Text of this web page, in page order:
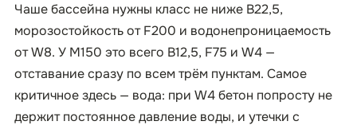
Чаше бассейна нужны класс не ниже B22,5,
морозостойкость от F200 и водонепроницаемость
от W8. У М150 это всего B12,5, F75 и W4 —
отставание сразу по всем трём пунктам. Самое
критичное здесь — вода: при W4 бетон попросту не
держит постоянное давление воды, и утечки с